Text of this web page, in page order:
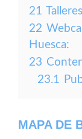
21
22
Huesca:
23
23.1
MAPA DE